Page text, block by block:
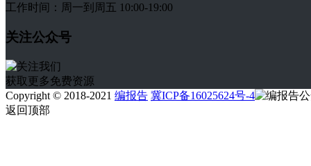
工作时间：周一到周五 10:00-19:00
关注公众号
获取更多免费资源
Copyright © 2018-2021 编报告 冀ICP备16025624号-4
返回顶部